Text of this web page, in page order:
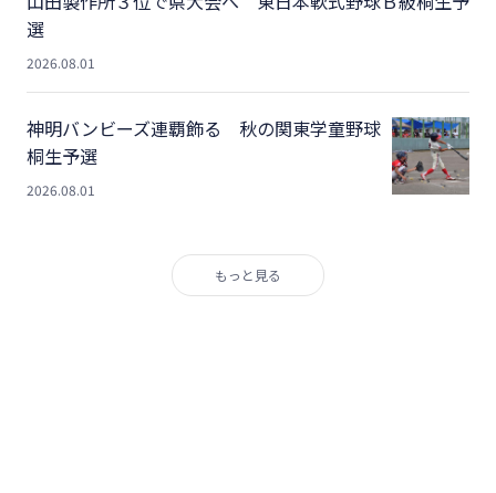
選
2026.08.01
神明バンビーズ連覇飾る 秋の関東学童野球
桐生予選
2026.08.01
もっと見る